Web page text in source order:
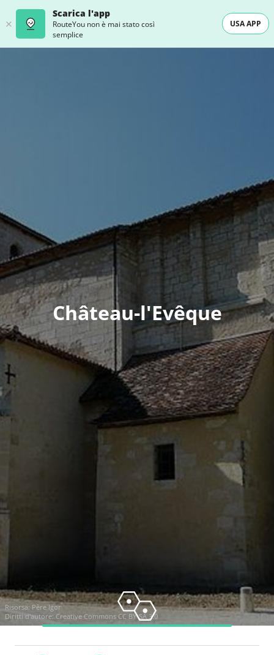
Scarica l'app
RouteYou non è mai stato così
semplice
USA APP
Château-l'Evêque
Risorsa: Père Igor
Diritti d'autore: Creative Commons CC BY-SA 3.0